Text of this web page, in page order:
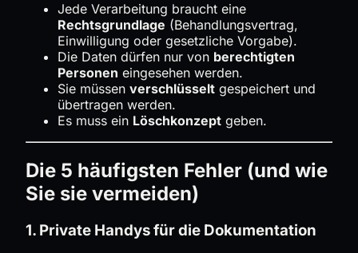
Jede Verarbeitung braucht eine
Rechtsgrundlage (Behandlungsvertrag,
Einwilligung oder gesetzliche Vorgabe).
Die Daten dürfen nur von berechtigten
Personen eingesehen werden.
Sie müssen verschlüsselt gespeichert und
übertragen werden.
Es muss ein Löschkonzept geben.
Die 5 häufigsten Fehler (und wie
Sie sie vermeiden)
1. Private Handys für die Dokumentation